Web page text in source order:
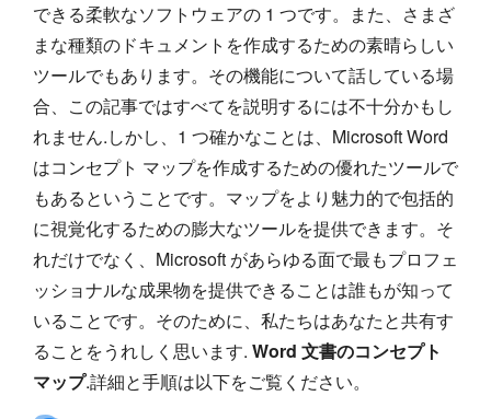
できる柔軟なソフトウェアの 1 つです。また、さまざ
まな種類のドキュメントを作成するための素晴らしい
ツールでもあります。その機能について話している場
合、この記事ではすべてを説明するには不十分かもし
れません.しかし、1 つ確かなことは、Microsoft Word
はコンセプト マップを作成するための優れたツールで
もあるということです。マップをより魅力的で包括的
に視覚化するための膨大なツールを提供できます。そ
れだけでなく、Microsoft があらゆる面で最もプロフェ
ッショナルな成果物を提供できることは誰もが知って
いることです。そのために、私たちはあなたと共有す
ることをうれしく思います. Word 文書のコンセプト
マップ.詳細と手順は以下をご覧ください。